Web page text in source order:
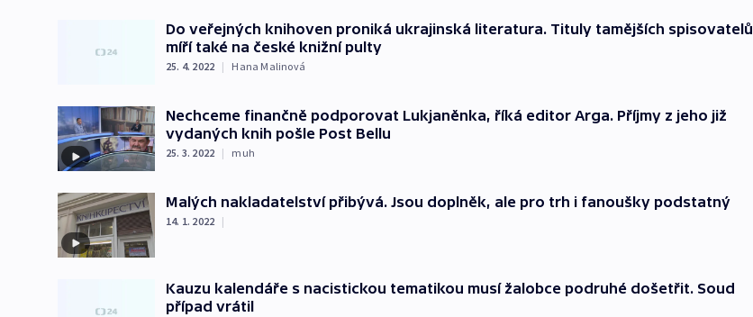
Do veřejných knihoven proniká ukrajinská literatura. Tituly tamějších spisovatelů
míří také na české knižní pulty
25. 4. 2022 | Hana Malinová
Nechceme finančně podporovat Lukjaněnka, říká editor Arga. Příjmy z jeho již
vydaných knih pošle Post Bellu
25. 3. 2022 | muh
Malých nakladatelství přibývá. Jsou doplněk, ale pro trh i fanoušky podstatný
14. 1. 2022 |
Kauzu kalendáře s nacistickou tematikou musí žalobce podruhé došetřit. Soud
případ vrátil